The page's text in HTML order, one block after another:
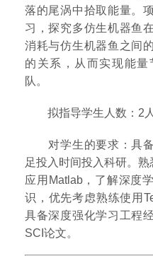
落的尾涡中拾取能量。
习，探究多仿生机器鱼
消耗与仿生机器鱼之间
的关系，从而实现能
队。
拟指导学生人数：2人
对学生的要求：具备
足投入时间投入科研。
应用Matlab，了解深度
识，优先考虑熟练使用
具备深度强化学习工程
SCI论文。